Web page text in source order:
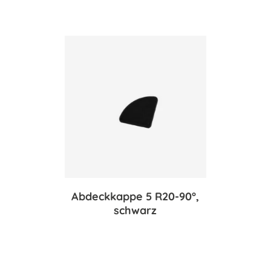
Abdeckkappe 5 R20-90°,
schwarz